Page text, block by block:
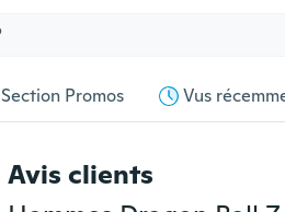
Section Promos Vus
Avis clients